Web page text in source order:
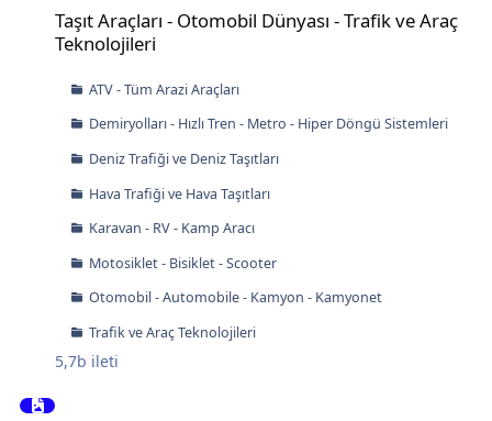
Taşıt Araçları - Otomobil Dünyası - Trafik ve Araç
Teknolojileri
ATV - Tüm Arazi Araçları
Demiryolları - Hızlı Tren - Metro - Hiper Döngü Sistemleri
Deniz Trafiği ve Deniz Taşıtları
Hava Trafiği ve Hava Taşıtları
Karavan - RV - Kamp Aracı
Motosiklet - Bisiklet - Scooter
Otomobil - Automobile - Kamyon - Kamyonet
Trafik ve Araç Teknolojileri
5,7b ileti